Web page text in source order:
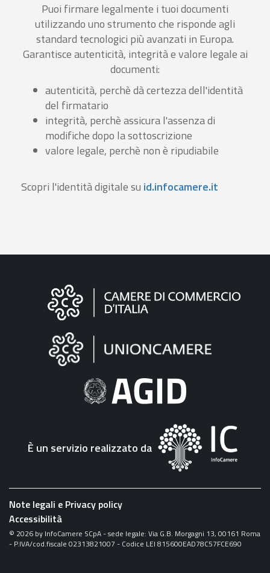
Puoi firmare legalmente i tuoi documenti
utilizzando uno strumento che risponde agli
standard tecnologici più avanzati in Europa.
Garantisce autenticità, integrità e valore legale ai
documenti:
autenticità, perchè dà certezza dell'identità
del firmatario
integrità, perchè assicura l'assenza di
modifiche dopo la sottoscrizione
valore legale, perchè non è ripudiabile
Scopri l'identità digitale su id.infocamere.it
Informazioni
"Fattura
Elettronica"
È un servizio realizzato da
Note legali e Privacy policy
Accessibilità
© 2026 by InfoCamere SCpA - sede legale: Via G.B. Morgagni 13, 00161 Roma
- P.IVA/cod.fiscale 02313821007 - Codice LEI 815600EAD78C57FCE690